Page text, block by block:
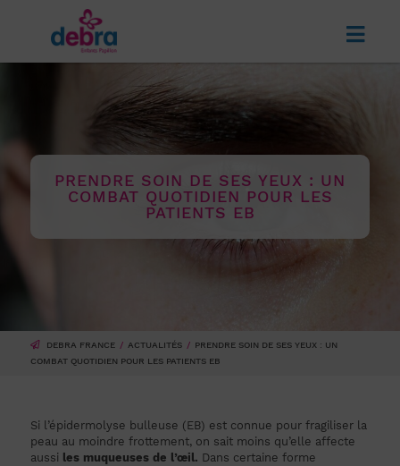
PRENDRE SOIN DE SES YEUX : UN
COMBAT QUOTIDIEN POUR LES
PATIENTS EB
DEBRA FRANCE ACTUALITÉS
PRENDRE SOIN DE SES YEUX : UN
COMBAT QUOTIDIEN POUR LES PATIENTS EB
Si l’épidermolyse bulleuse (EB) est connue pour fragiliser la
peau au moindre frottement, on sait moins qu’elle affecte
aussi les muqueuses de l’œil. Dans certaine forme